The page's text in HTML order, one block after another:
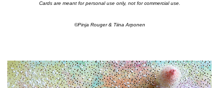
Cards are meant for personal use only, not for commercial use.
©Pinja Rouger & Tiina Arponen